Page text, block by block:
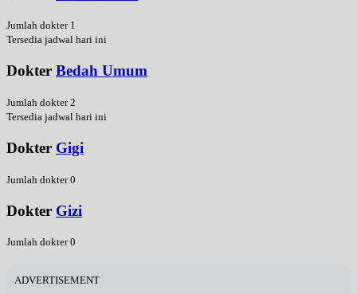
Jumlah dokter 1
Tersedia jadwal hari ini
Dokter Bedah Umum
Jumlah dokter 2
Tersedia jadwal hari ini
Dokter Gigi
Jumlah dokter 0
Dokter Gizi
Jumlah dokter 0
ADVERTISEMENT